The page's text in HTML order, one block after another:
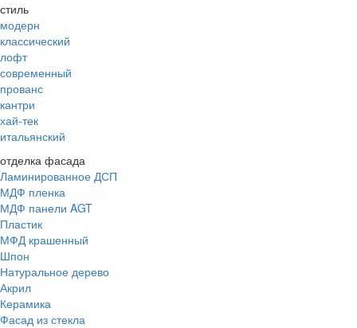
стиль
модерн
классический
лофт
современный
прованс
кантри
хай-тек
итальянский
отделка фасада
Ламинированное ДСП
МДФ пленка
МДФ панели AGT
Пластик
МФД крашенный
Шпон
Натуральное дерево
Акрил
Керамика
Фасад из стекла